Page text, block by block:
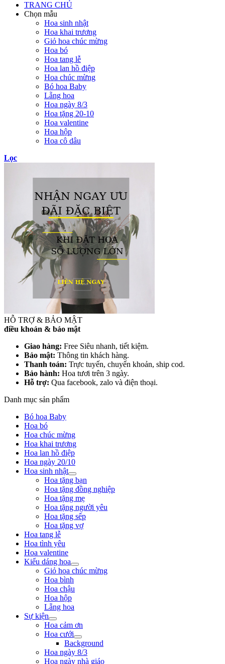
TRANG CHỦ
Chọn mẫu
Hoa sinh nhật
Hoa khai trương
Giỏ hoa chúc mừng
Hoa bó
Hoa tang lễ
Hoa lan hồ điệp
Hoa chúc mừng
Bó hoa Baby
Lẵng hoa
Hoa ngày 8/3
Hoa tặng 20-10
Hoa valentine
Hoa hộp
Hoa cô dâu
Lọc
HỖ TRỢ & BẢO MẬT
điều khoản & bảo mật
Giao hàng: Free Siêu nhanh, tiết kiệm.
Bảo mật: Thông tin khách hàng.
Thanh toán: Trực tuyến, chuyển khoản, ship cod.
Bảo hành: Hoa tươi trên 3 ngày.
Hỗ trợ: Qua facebook, zalo và điện thoại.
Danh mục sản phẩm
Bó hoa Baby
Hoa bó
Hoa chúc mừng
Hoa khai trương
Hoa lan hồ điệp
Hoa ngày 20/10
Hoa sinh nhật
Hoa tặng bạn
Hoa tặng đồng nghiệp
Hoa tặng mẹ
Hoa tặng người yêu
Hoa tặng sếp
Hoa tặng vợ
Hoa tang lễ
Hoa tình yêu
Hoa valentine
Kiểu dáng hoa
Giỏ hoa chúc mừng
Hoa bình
Hoa chậu
Hoa hộp
Lẵng hoa
Sự kiện
Hoa cảm ơn
Hoa cưới
Background
Hoa ngày 8/3
Hoa ngày nhà giáo